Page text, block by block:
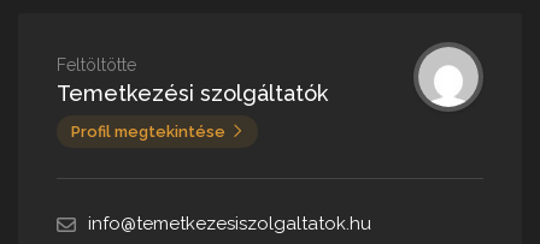
Feltöltötte
Temetkezési szolgáltatók
Profil megtekintése
info@temetkezesiszolgaltatok.hu